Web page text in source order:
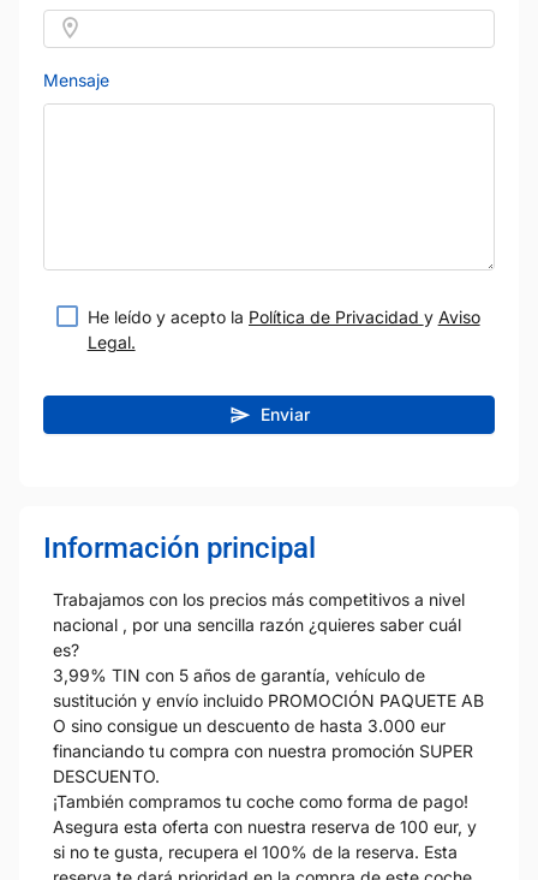
Mensaje
He leído y acepto la Política de Privacidad y Aviso
Legal.
Enviar
Información principal
Trabajamos con los precios más competitivos a nivel
nacional , por una sencilla razón ¿quieres saber cuál
es?
3,99% TIN con 5 años de garantía, vehículo de
sustitución y envío incluido PROMOCIÓN PAQUETE AB
O sino consigue un descuento de hasta 3.000 eur
financiando tu compra con nuestra promoción SUPER
DESCUENTO.
¡También compramos tu coche como forma de pago!
Asegura esta oferta con nuestra reserva de 100 eur, y
si no te gusta, recupera el 100% de la reserva. Esta